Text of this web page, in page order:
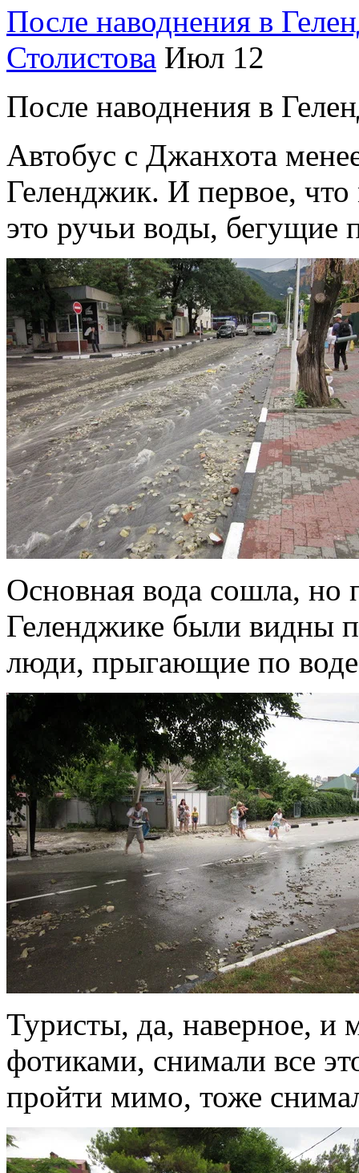
После наводнения в
Столистова Июл 12
После наводнения в
Автобус с Джанхота
Геленджик. И первое,
это ручьи воды, бегущие
Основная вода сошла, но
Геленджике были видны
люди, прыгающие по
Туристы, да, наверное, и
фотиками, снимали все
пройти мимо, тоже